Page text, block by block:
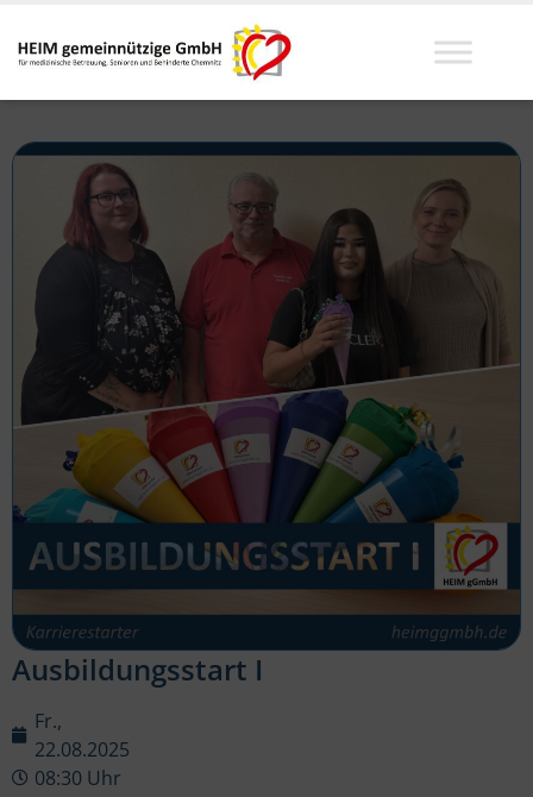
Ausbildungsstart I
Fr.,
22.08.2025
08:30 Uhr